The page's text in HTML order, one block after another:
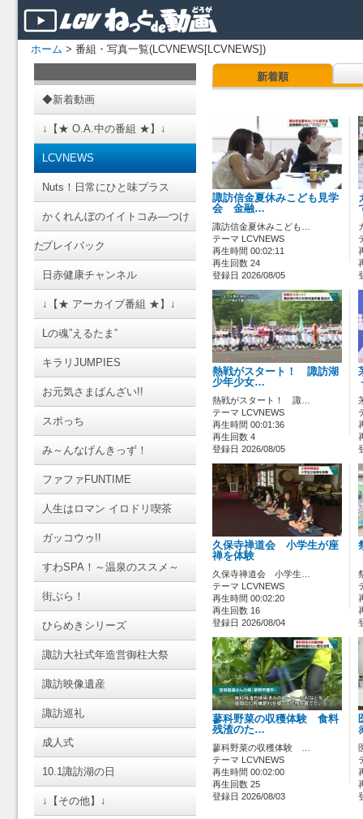
ホーム > 番組・写真一覧(LCVNEWS[LCVNEWS])
◆新着動画
↓【★ O.A.中の番組 ★】↓
LCVNEWS
Nuts！日常にひと味プラス
かくれんぼのイイトコみ―つけ
たプレイバック
日赤健康チャンネル
↓【★ アーカイブ番組 ★】↓
Lの魂”えるたま”
キラリJUMPIES
お元気さまばんざい!!
スポっち
み～んなげんきっず！
ファファFUNTIME
人生はロマン イロドリ喫茶
ガッコウゥ!!
すわSPA！～温泉のススメ～
街ぶら！
ひらめきシリーズ
諏訪大社式年造営御柱大祭
諏訪映像遺産
諏訪巡礼
成人式
10.1諏訪湖の日
↓【その他】↓
新着順
諏訪信金夏休みこども見学
会 金融…
諏訪信金夏休みこども…
テーマ LCVNEWS
再生時間 00:02:11
再生回数 24
登録日 2026/08/05
熱戦がスタート！ 諏訪湖
少年少女…
熱戦がスタート！ 諏…
テーマ LCVNEWS
再生時間 00:01:36
再生回数 4
登録日 2026/08/05
久保寺禅道会 小学生が座
禅を体験
久保寺禅道会 小学生…
テーマ LCVNEWS
再生時間 00:02:20
再生回数 16
登録日 2026/08/04
蓼科野菜の収穫体験 食料
残渣のた…
蓼科野菜の収穫体験 …
テーマ LCVNEWS
再生時間 00:02:00
再生回数 25
登録日 2026/08/03